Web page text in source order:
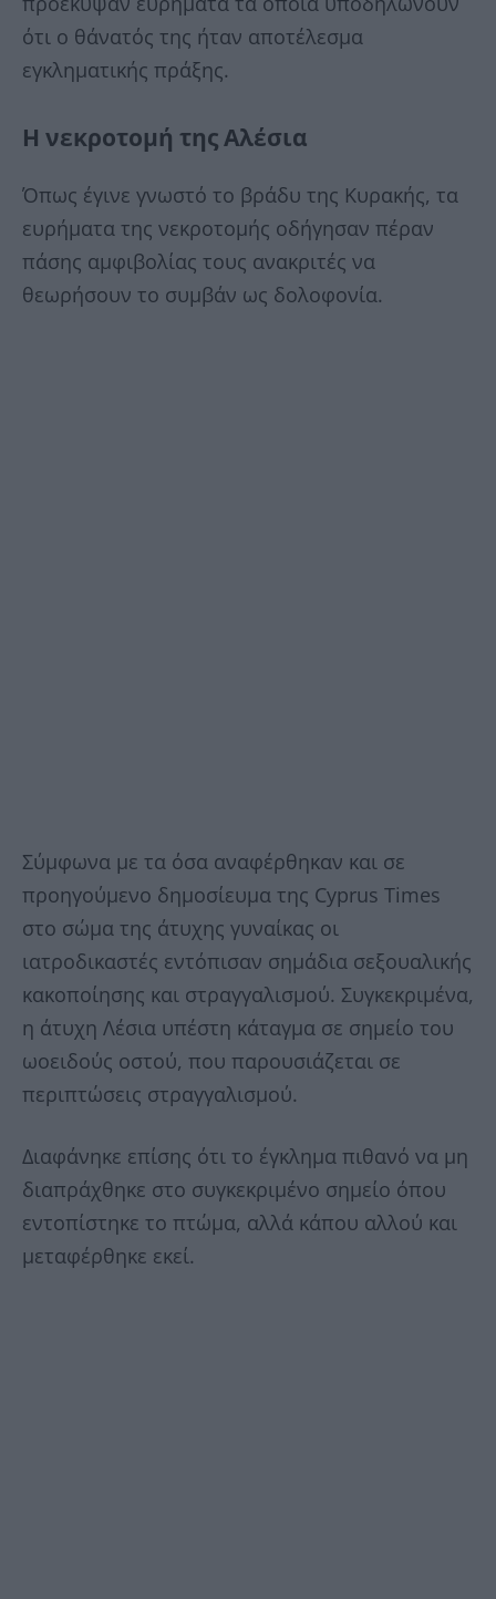
ότι ο θάνατός της ήταν αποτέλεσμα
εγκληματικής πράξης.
Η νεκροτομή της Αλέσια
Όπως έγινε γνωστό το βράδυ της Κυρακής, τα
ευρήματα της νεκροτομής οδήγησαν πέραν
πάσης αμφιβολίας τους ανακριτές να
θεωρήσουν το συμβάν ως δολοφονία.
Σύμφωνα με τα όσα αναφέρθηκαν και σε
προηγούμενο δημοσίευμα της Cyprus Times
στο σώμα της άτυχης γυναίκας οι
ιατροδικαστές εντόπισαν σημάδια σεξουαλικής
κακοποίησης και στραγγαλισμού. Συγκεκριμένα,
η άτυχη Λέσια υπέστη κάταγμα σε σημείο του
ωοειδούς οστού, που παρουσιάζεται σε
περιπτώσεις στραγγαλισμού.
Διαφάνηκε επίσης ότι το έγκλημα πιθανό να μη
διαπράχθηκε στο συγκεκριμένο σημείο όπου
εντοπίστηκε το πτώμα, αλλά κάπου αλλού και
μεταφέρθηκε εκεί.